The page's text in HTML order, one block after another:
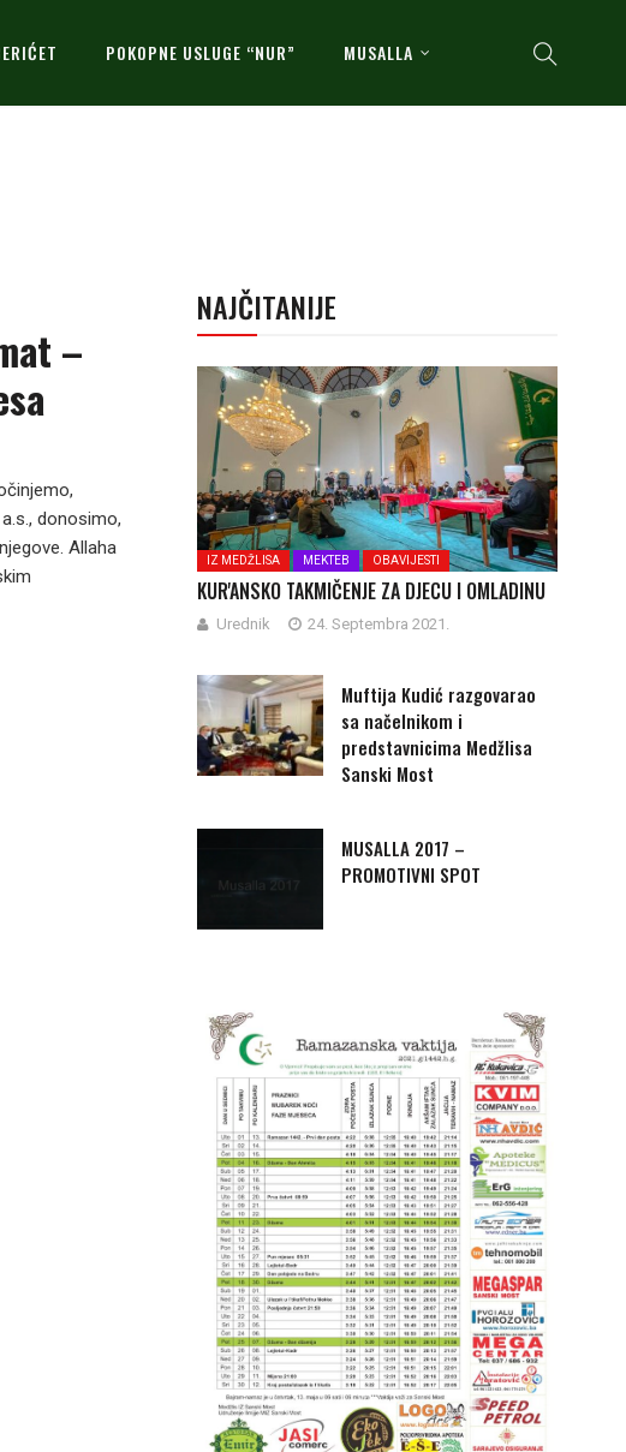
POKOPNE USLUGE “NUR” MUSALLA
–
donosimo,
Allaha
NAJČITANIJE
IZ MEDŽLISA MEKTEB OBAVIJESTI
KUR'ANSKO TAKMIČENJE ZA DJECU I OMLADINU
Urednik 24. Septembra 2021.
Muftija Kudić razgovarao
sa načelnikom i
predstavnicima Medžlisa
Sanski Most
MUSALLA 2017 –
PROMOTIVNI SPOT